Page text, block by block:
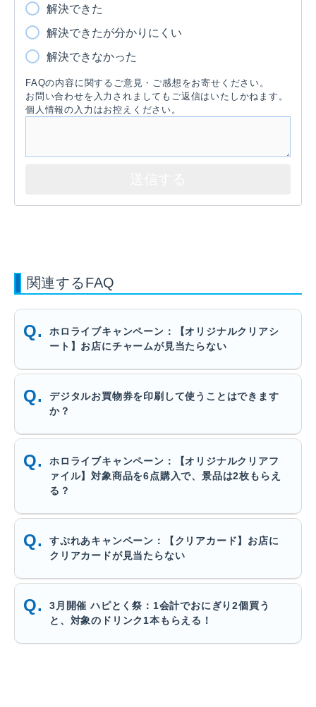
解決できた
解決できたが分かりにくい
解決できなかった
FAQの内容に関するご意見・ご感想をお寄せください。
お問い合わせを入力されましてもご返信はいたしかねます。
個人情報の入力はお控えください。
関連するFAQ
ホロライブキャンペーン：【オリジナルクリアシ
ート】お店にチャームが見当たらない
デジタルお買物券を印刷して使うことはできます
か？
ホロライブキャンペーン：【オリジナルクリアフ
ァイル】対象商品を6点購入で、景品は2枚もらえ
る？
すぷれあキャンペーン：【クリアカード】お店に
クリアカードが見当たらない
3月開催 ハピとく祭：1会計でおにぎり2個買う
と、対象のドリンク1本もらえる！